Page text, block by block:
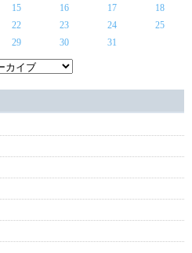
15 16 17
18
22 23 24
25
29 30 31